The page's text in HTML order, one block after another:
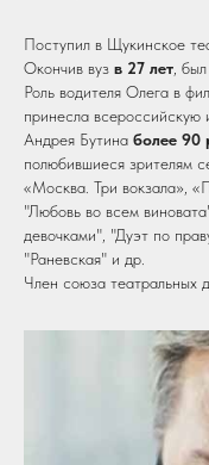
Поступил в Щукинское
Окончив вуз в 27 лет ,
Роль водителя Олега в
принесла всероссийскую
Андрея Бутина более 90
полюбившиеся зрителям
«Москва. Три вокзала»,
"Любовь во всем
девочками", "Дуэт по
"Раневская" и др.
Член союза театральных